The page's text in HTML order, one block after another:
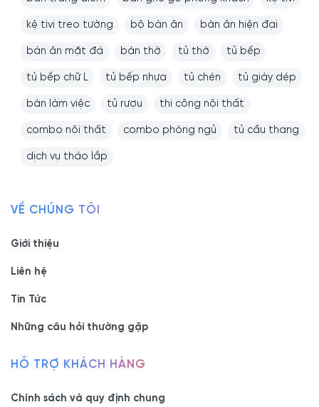
kệ tivi treo tường bộ bàn ăn bàn ăn hiện đại
bàn ăn mặt đá bàn thờ tủ thờ tủ bếp
tủ bếp chữ L tủ bếp nhựa tủ chén tủ giày dép
bàn làm việc tủ rượu thi công nội thất
combo nội thất combo phòng ngủ tủ cầu thang
dịch vụ tháo lắp
VỀ CHÚNG TÔI
Giới thiệu
Liên hệ
Tin Tức
Những câu hỏi thường gặp
HỖ TRỢ KHÁCH HÀNG
Chính sách và quy định chung